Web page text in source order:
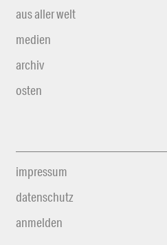
aus aller welt
medien
archiv
osten
impressum
datenschutz
anmelden